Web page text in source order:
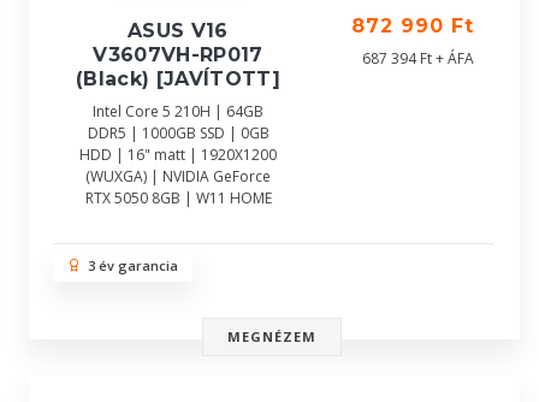
ASUS V16
V3607VH-RP017
(Black) [JAVÍTOTT]
Intel Core 5 210H | 64GB
DDR5 | 1000GB SSD | 0GB
HDD | 16" matt | 1920X1200
(WUXGA) | NVIDIA GeForce
RTX 5050 8GB | W11 HOME
872 990 Ft
687 394 Ft + ÁFA
3 év garancia
MEGNÉZEM